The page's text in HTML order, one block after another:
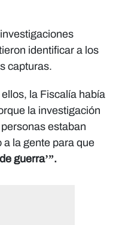
identificar a los
capturas.
la Fiscalía había
la investigación
estaban
la gente para que
guerra’”.